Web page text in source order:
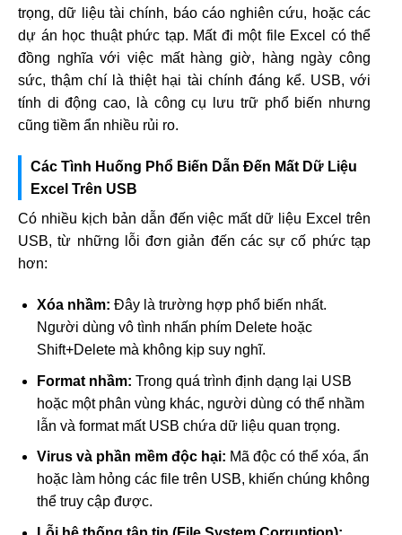
trọng, dữ liệu tài chính, báo cáo nghiên cứu, hoặc các
dự án học thuật phức tạp. Mất đi một file Excel có thể
đồng nghĩa với việc mất hàng giờ, hàng ngày công
sức, thậm chí là thiệt hại tài chính đáng kể. USB, với
tính di động cao, là công cụ lưu trữ phổ biến nhưng
cũng tiềm ẩn nhiều rủi ro.
Các Tình Huống Phổ Biến Dẫn Đến Mất Dữ Liệu
Excel Trên USB
Có nhiều kịch bản dẫn đến việc mất dữ liệu Excel trên
USB, từ những lỗi đơn giản đến các sự cố phức tạp
hơn:
Xóa nhầm: Đây là trường hợp phổ biến nhất.
Người dùng vô tình nhấn phím Delete hoặc
Shift+Delete mà không kịp suy nghĩ.
Format nhầm: Trong quá trình định dạng lại USB
hoặc một phân vùng khác, người dùng có thể nhầm
lẫn và format mất USB chứa dữ liệu quan trọng.
Virus và phần mềm độc hại: Mã độc có thể xóa, ẩn
hoặc làm hỏng các file trên USB, khiến chúng không
thể truy cập được.